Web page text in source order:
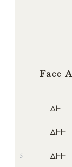
Face
Δ𐅂
Δ𐅂𐅂
5 Δ𐅂𐅂